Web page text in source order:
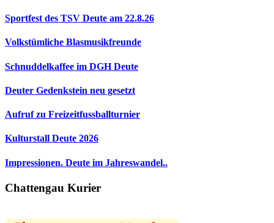
Sportfest des TSV Deute am 22.8.26
Volkstümliche Blasmusikfreunde
Schnuddelkaffee im DGH Deute
Deuter Gedenkstein neu gesetzt
Aufruf zu Freizeitfussballturnier
Kulturstall Deute 2026
Impressionen. Deute im Jahreswandel..
Chattengau Kurier